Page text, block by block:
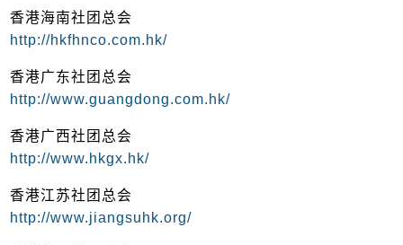
香港海南社团总会
http://hkfhnco.com.hk/
香港广东社团总会
http://www.guangdong.com.hk/
香港广西社团总会
http://www.hkgx.hk/
香港江苏社团总会
http://www.jiangsuhk.org/